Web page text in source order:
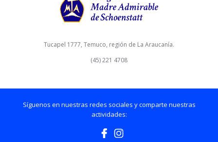
Tucapel 1777, Temuco, región de La Araucanía.
(45) 221 4708
Síguenos en nuestras redes sociales y comparte nuestras
actividades: